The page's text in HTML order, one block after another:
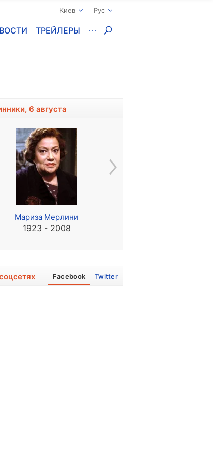
Киев Рус
ТРЕЙЛЕРЫ
6 августа
Мариза Мерлини
1923 - 2008
Facebook Twitter